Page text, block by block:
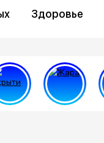
Здоровье